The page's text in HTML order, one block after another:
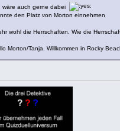
wäre auch gerne dabei
den Platz von Morton einnehmen
wohl die Herrschaften. Wie die
Morton/Tanja. Willkommen in Rocky